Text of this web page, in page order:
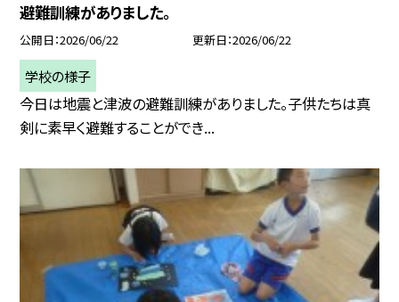
避難訓練がありました。
公開日 2026/06/22 更新日 2026/06/22
学校の様子
今日は地震と津波の避難訓練がありました。子供たちは真
剣に素早く避難することができ...